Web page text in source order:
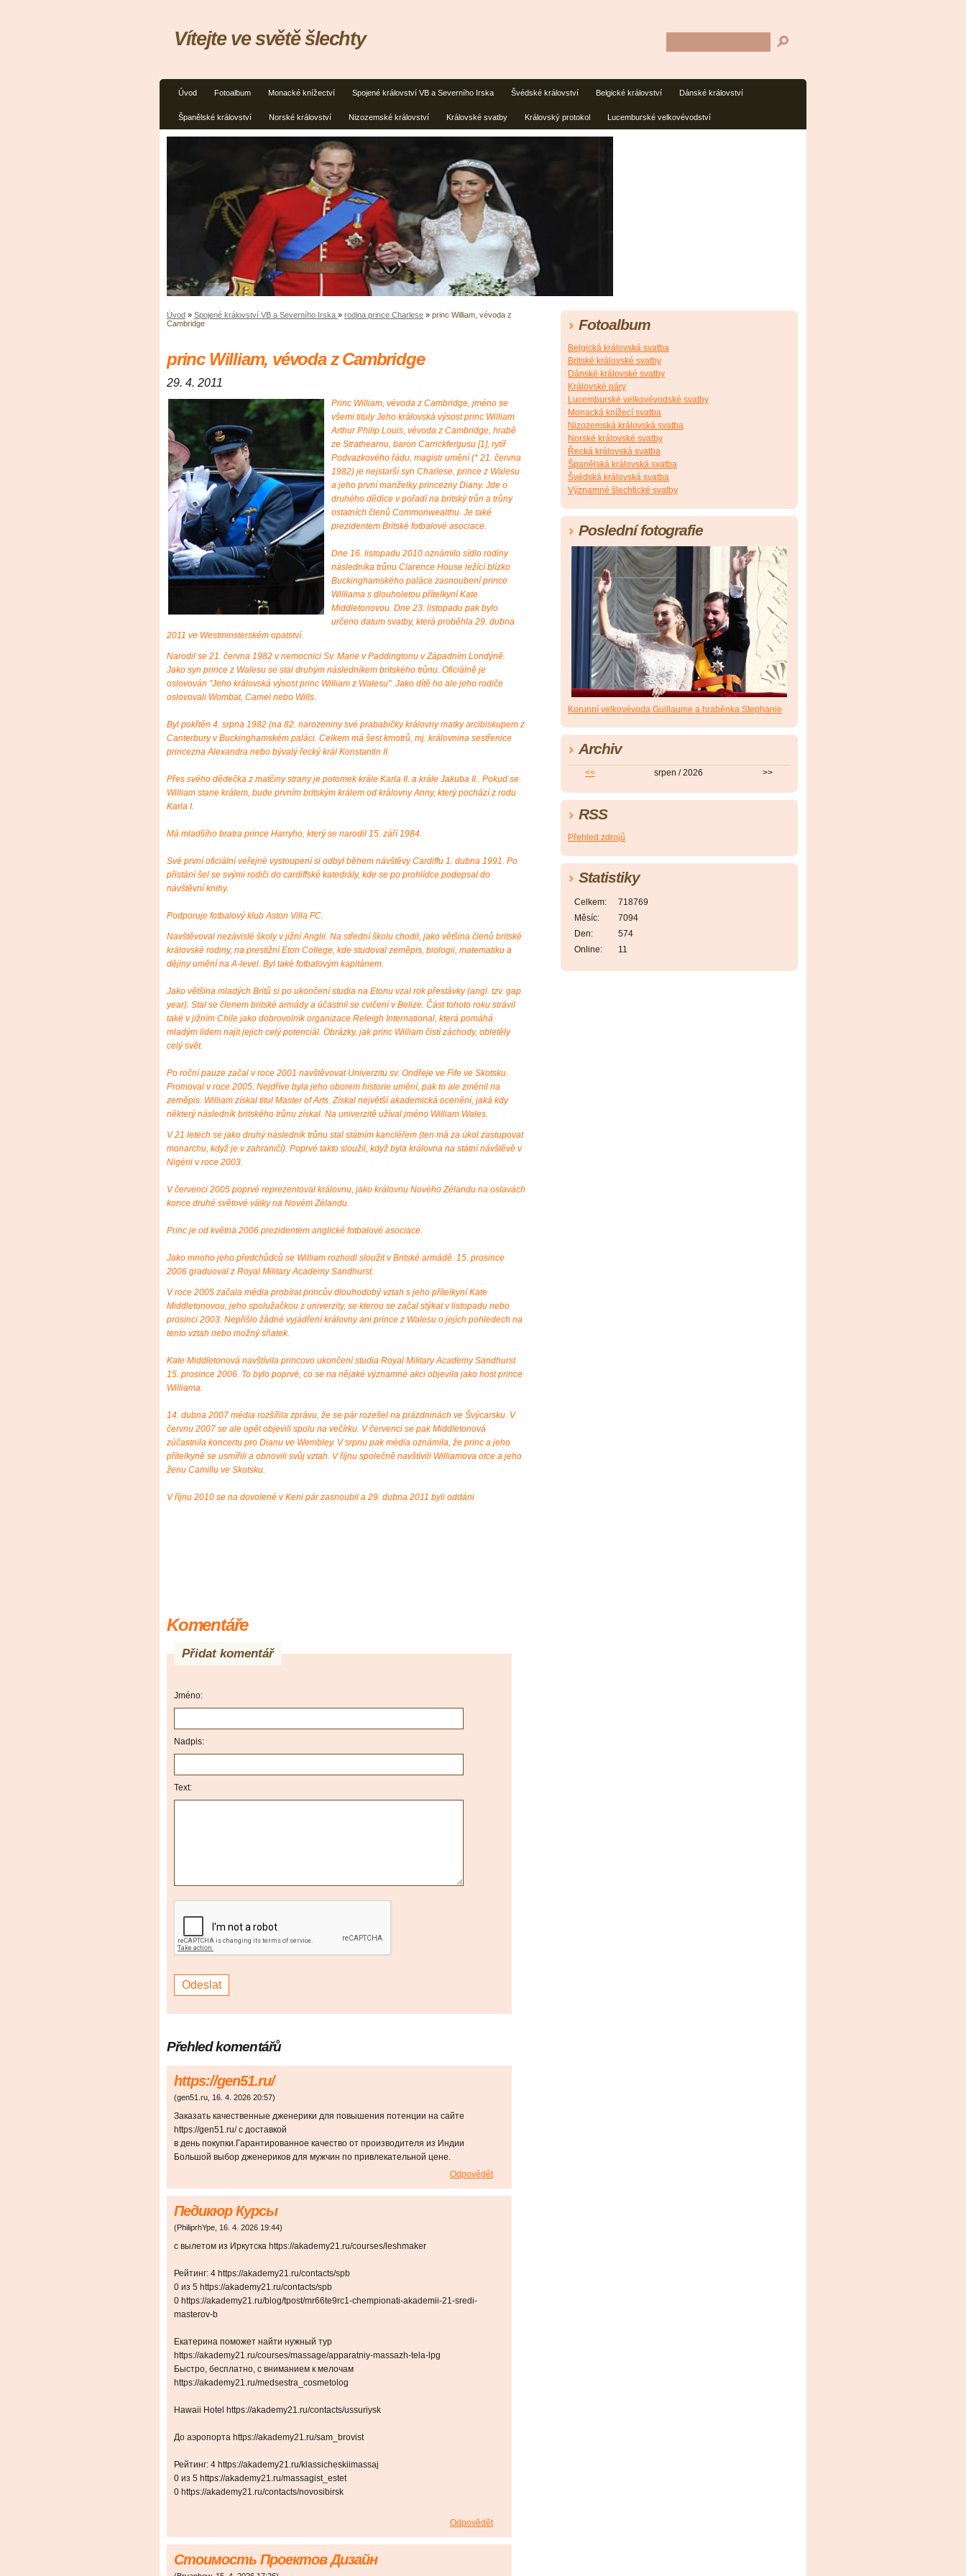
Úvod Fotoalbum Monacké knížectví Spojené království VB a Severního Irska Švédské království Belgické království Dánské království
Španělské království Norské království Nizozemské království Královské svatby Královský protokol Lucemburské velkovévodství
Vítejte ve světě šlechty
Úvod » Spojené království VB a Severního Irska » rodina prince Charlese » princ William, vévoda z
Cambridge
princ William, vévoda z Cambridge
29. 4. 2011
Princ William, vévoda z Cambridge, jméno se
všemi tituly Jeho královská výsost princ William
Arthur Philip Louis, vévoda z Cambridge, hrabě
ze Strathearnu, baron Carrickfergusu [1], rytíř
Podvazkového řádu, magistr umění (* 21. června
1982) je nejstarší syn Charlese, prince z Walesu
a jeho první manželky princezny Diany. Jde o
druhého dědice v pořadí na britský trůn a trůny
ostatních členů Commonwealthu. Je také
prezidentem Britské fotbalové asociace.
Dne 16. listopadu 2010 oznámilo sídlo rodiny
následníka trůnu Clarence House ležící blízko
Buckinghamského paláce zasnoubení prince
Williama s dlouholetou přítelkyní Kate
Middletonovou. Dne 23. listopadu pak bylo
určeno datum svatby, která proběhla 29. dubna
2011 ve Westminsterském opatství.
Narodil se 21. června 1982 v nemocnici Sv. Marie v Paddingtonu v Západním Londýně.
Jako syn prince z Walesu se stal druhým následníkem britského trůnu. Oficiálně je
oslovován "Jeho královská výsost princ William z Walesu". Jako dítě ho ale jeho rodiče
oslovovali Wombat, Camel nebo Wills.
Byl pokřtěn 4. srpna 1982 (na 82. narozeniny své prababičky královny matky arcibiskupem z
Canterbury v Buckinghamském paláci. Celkem má šest kmotrů, mj. královnina sestřenice
princezna Alexandra nebo bývalý řecký král Konstantin II.
Přes svého dědečka z matčiny strany je potomek krále Karla II. a krále Jakuba II.. Pokud se
William stane králem, bude prvním britským králem od královny Anny, který pochází z rodu
Karla I.
Má mladšího bratra prince Harryho, který se narodil 15. září 1984.
Své první oficiální veřejné vystoupení si odbyl během návštěvy Cardiffu 1. dubna 1991. Po
přistání šel se svými rodiči do cardiffské katedrály, kde se po prohlídce podepsal do
návštěvní knihy.
Podporuje fotbalový klub Aston Villa FC.
Navštěvoval nezávislé školy v jižní Anglii. Na střední školu chodil, jako většina členů britské
královské rodiny, na prestižní Eton College, kde studoval zeměpis, biologii, matematiku a
dějiny umění na A-level. Byl také fotbalovým kapitánem.
Jako většina mladých Britů si po ukončení studia na Etonu vzal rok přestávky (angl. tzv. gap
year). Stal se členem britské armády a účastnil se cvičení v Belize. Část tohoto roku strávil
také v jižním Chile jako dobrovolník organizace Releigh International, která pomáhá
mladým lidem najít jejich celý potenciál. Obrázky, jak princ William čistí záchody, obletěly
celý svět.
Po roční pauze začal v roce 2001 navštěvovat Univerzitu sv. Ondřeje ve Fife ve Skotsku.
Promoval v roce 2005. Nejdříve byla jeho oborem historie umění, pak to ale změnil na
zeměpis. William získal titul Master of Arts. Získal největší akademická ocenění, jaká kdy
některý následník britského trůnu získal. Na univerzitě užíval jméno William Wales.
V 21 letech se jako druhý následník trůnu stal státním kancléřem (ten má za úkol zastupovat
monarchu, když je v zahraničí). Poprvé takto sloužil, když byla královna na státní návštěvě v
Nigérii v roce 2003.
V červenci 2005 poprvé reprezentoval královnu, jako královnu Nového Zélandu na oslavách
konce druhé světové války na Novém Zélandu.
Princ je od května 2006 prezidentem anglické fotbalové asociace.
Jako mnoho jeho předchůdců se William rozhodl sloužit v Britské armádě. 15. prosince
2006 graduoval z Royal Military Academy Sandhurst.
V roce 2005 začala média probírat princův dlouhodobý vztah s jeho přítelkyní Kate
Middletonovou, jeho spolužačkou z univerzity, se kterou se začal stýkat v listopadu nebo
prosinci 2003. Nepřišlo žádné vyjádření královny ani prince z Walesu o jejích pohledech na
tento vztah nebo možný sňatek.
Kate Middletonová navštívila princovo ukončení studia Royal Military Academy Sandhurst
15. prosince 2006. To bylo poprvé, co se na nějaké významné akci objevila jako host prince
Williama.
14. dubna 2007 média rozšířila zprávu, že se pár rozešel na prázdninách ve Švýcarsku. V
červnu 2007 se ale opět objevili spolu na večírku. V červenci se pak Middletonová
zúčastnila koncertu pro Dianu ve Wembley. V srpnu pak média oznámila, že princ a jeho
přítelkyně se usmířili a obnovili svůj vztah. V říjnu společně navštívili Williamova otce a jeho
ženu Camillu ve Skotsku.
V říjnu 2010 se na dovolené v Keni pár zasnoubil a 29. dubna 2011 byli oddáni
Komentáře
Přidat komentář
Jméno:
Nadpis:
Text:
Přehled komentářů
https://gen51.ru/
(gen51.ru 16. 4. 2026 20:57)
Заказать качественные дженерики для повышения потенции на сайте
https://gen51.ru/ с доставкой
в день покупки.Гарантированное качество от производителя из Индии
Большой выбор дженериков для мужчин по привлекательной цене.
Odpovědět
Педикюр Курсы
(PhiliprhYpe 16. 4. 2026 19:44)
с вылетом из Иркутска https://akademy21.ru/courses/leshmaker
Рейтинг: 4 https://akademy21.ru/contacts/spb
0 из 5 https://akademy21.ru/contacts/spb
0 https://akademy21.ru/blog/tpost/mr66te9rc1-chempionati-akademii-21-sredi-
masterov-b
Екатерина поможет найти нужный тур
https://akademy21.ru/courses/massage/apparatniy-massazh-tela-lpg
Быстро, бесплатно, с вниманием к мелочам
https://akademy21.ru/medsestra_cosmetolog
Hawaii Hotel https://akademy21.ru/contacts/ussuriysk
До аэропорта https://akademy21.ru/sam_brovist
Рейтинг: 4 https://akademy21.ru/klassicheskiimassaj
0 из 5 https://akademy21.ru/massagist_estet
0 https://akademy21.ru/contacts/novosibirsk
Odpovědět
Стоимость Проектов Дизайн
Fotoalbum
Belgická královská svatba
Britské královské svatby
Dánské královské svatby
Královské páry
Lucemburské velkovévodské svatby
Monacká knížecí svatba
Nizozemská královská svatba
Norské královské svatby
Řecká královská svatba
Španělská královská svatba
Švédská královská svatba
Významné šlechtické svatby
Poslední fotografie
Korunní velkovévoda Guillaume a hraběnka Stephanie
Archiv
<< srpen / 2026 >>
RSS
Přehled zdrojů
Statistiky
Online: 11
Celkem:
718769
Měsíc:
7094
Den:
574